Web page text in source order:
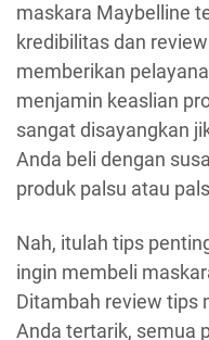
maskara Maybelline
kredibilitas dan
memberikan
menjamin keaslian
sangat disayangkan
Anda beli dengan
produk palsu atau
Nah, itulah tips
ingin membeli
Ditambah review tips
Anda tertarik, semua